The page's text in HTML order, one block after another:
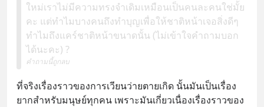
ใหม่เราไม่มีความทรงจำเดิมเหมือนเป็นคนละคนใช่มั้ย
คะ แต่ทำไมบางคนถึงทำบุญเพื่อให้ชาติหน้าเจอสิ่งดีๆ
ทำไมถึงแคร์ชาติหน้าขนาดนั้น (ไม่เข้าใจคำถามบอก
ได้นะคะ) ?
คำถามนี้ถูกลบ
ที่จริงเรื่องราวของการเวียนว่ายตายเกิด นั้นมันเป็นเรื่อง
ยากสำหรับมนุษย์ทุกคน เพราะมันเกี่ยวเนื่องเรื่องราวของ